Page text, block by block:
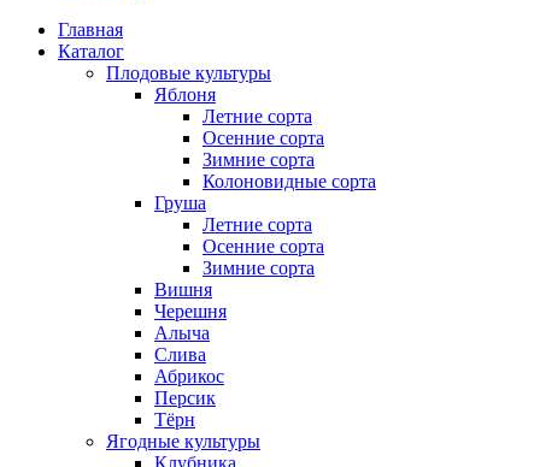
Главная
Каталог
Плодовые культуры
Яблоня
Летние сорта
Осенние сорта
Зимние сорта
Колоновидные сорта
Груша
Летние сорта
Осенние сорта
Зимние сорта
Вишня
Черешня
Алыча
Слива
Абрикос
Персик
Тёрн
Ягодные культуры
Клубника